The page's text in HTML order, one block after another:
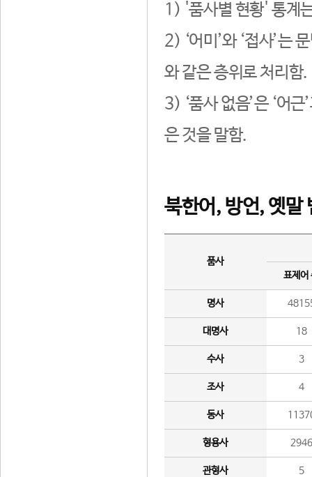
1) '품사별 현황' 통계
2) ‘어미’와 ‘접사’는
와 같은 층위로 처리함.
3) ‘품사 없음’은 ‘어
은 것을 말함.
북한어, 방언, 옛말
품사
표제어
명사
대명사 18
수사 3
조사 4
동사
형용사 2946
관형사 5